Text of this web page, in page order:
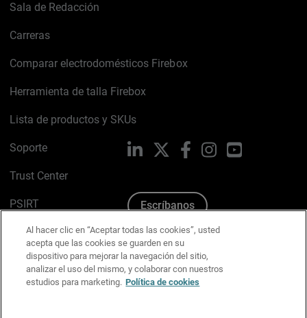
Sala de Redacción
Carreras
Comparar electrodomésticos Firebox
Herramienta de talla Firebox
Lista de productos y SKUs
Soporte
Trust Center
PSIRT
Política de cookies
Política de privacidad
Kit de medios y marca
LinkedIn FacebookInstagramYouTube
Escríbanos
Al hacer clic en “Aceptar todas las cookies”, usted
acepta que las cookies se guarden en su
dispositivo para mejorar la navegación del sitio,
analizar el uso del mismo, y colaborar con nuestros
estudios para marketing. Política de cookies